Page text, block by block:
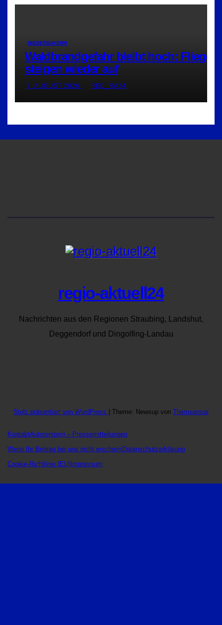
NIEDERBAYERN
Waldbrandgefahr bleibt hoch: Flieger
steigen wieder auf
7. AUGUST 2026 RED_RA24
regio-aktuell24
Nachrichten aus den Regionen Straubing, Landshut,
Deggendorf und Dingolfing-Landau
Stolz präsentiert von WordPress Theme: Newsup von Themeansar
KontaktAutoren(pm) – Pressemitteilungen
Wenn Ihr Beitrag bei uns nicht erscheintDatenschutzerklärung
Cookie-Richtlinie (EU) Impressum